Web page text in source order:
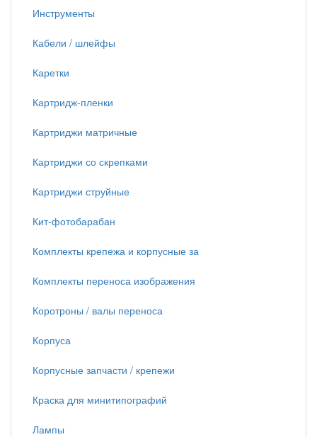
Инструменты
Кабели / шлейфы
Каретки
Картридж-пленки
Картриджи матричные
Картриджи со скрепками
Картриджи струйные
Кит-фотобарабан
Комплекты крепежа и корпусные за
Комплекты переноса изображения
Коротроны / валы переноса
Корпуса
Корпусные запчасти / крепежи
Краска для минитипографий
Лампы